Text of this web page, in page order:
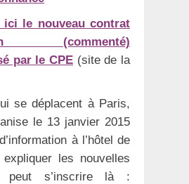
ici le nouveau contrat
(commenté)
par le CPE (site de la
se déplacent à Paris,
le 13 janvier 2015
à l’hôtel de
les nouvelles
peut s’inscrire là :